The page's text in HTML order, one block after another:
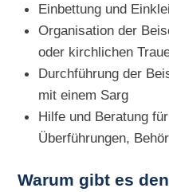
Einbettung und
Organisation der
oder kirchlichen
Durchführung der
mit einem Sarg
Hilfe und Beratung
Überführungen,
Warum gibt es